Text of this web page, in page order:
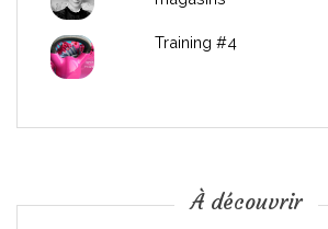
c
Training #4
À découvrir